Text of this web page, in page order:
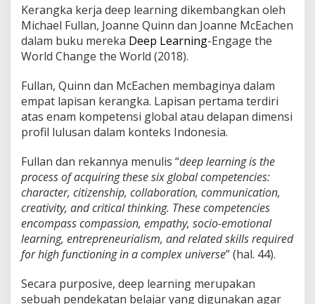
Kerangka kerja deep learning dikembangkan oleh
Michael Fullan, Joanne Quinn dan Joanne McEachen
dalam buku mereka Deep Learning-Engage the
World Change the World (2018).
Fullan, Quinn dan McEachen membaginya dalam
empat lapisan kerangka. Lapisan pertama terdiri
atas enam kompetensi global atau delapan dimensi
profil lulusan dalam konteks Indonesia.
Fullan dan rekannya menulis “deep learning is the
process of acquiring these six global competencies:
character, citizenship, collaboration, communication,
creativity, and critical thinking. These competencies
encompass compassion, empathy, socio-emotional
learning, entrepreneurialism, and related skills required
for high functioning in a complex universe” (hal. 44).
Secara purposive, deep learning merupakan
sebuah pendekatan belajar yang digunakan agar